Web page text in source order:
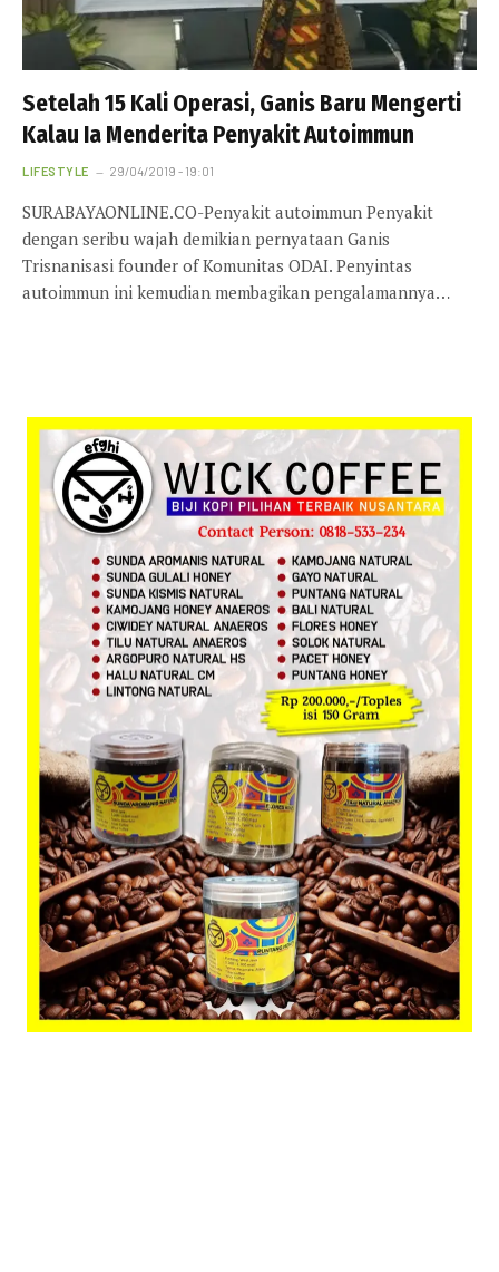
Setelah 15 Kali Operasi, Ganis Baru Mengerti
Kalau Ia Menderita Penyakit Autoimmun
LIFESTYLE 29/04/2019 - 19:01
SURABAYAONLINE.CO-Penyakit autoimmun Penyakit
dengan seribu wajah demikian pernyataan Ganis
Trisnanisasi founder of Komunitas ODAI. Penyintas
autoimmun ini kemudian membagikan pengalamannya…